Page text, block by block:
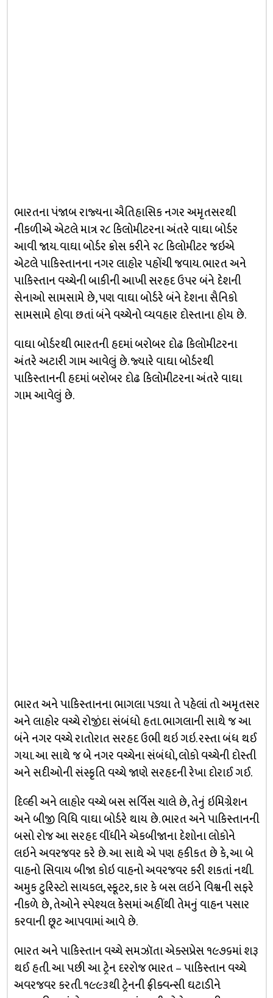
ભારતના પંજાબ રાજ્યના ઐતિહાસિક નગર અમૃતસરથી
નીકળીએ એટલે માત્ર ૨૮ કિલોમીટરના અંતરે વાઘા બોર્ડર
આવી જાય. વાઘા બોર્ડર ક્રોસ કરીને ૨૮ કિલોમીટર જઇએ
એટલે પાકિસ્તાનના નગર લાહોર પહોંચી જવાય. ભારત અને
પાકિસ્તાન વચ્ચેની બાકીની આખી સરહદ ઉપર બંને દેશની
સેનાઓ સામસામે છે, પણ વાઘા બોર્ડરે બંને દેશના સૈનિકો
સામસામે હોવા છતાં બંને વચ્ચેનો વ્યવહાર દોસ્તાના હોય છે.
વાઘા બોર્ડરથી ભારતની હદમાં બરોબર દોઢ કિલોમીટરના
અંતરે અટારી ગામ આવેલું છે. જ્યારે વાઘા બોર્ડરથી
પાકિસ્તાનની હદમાં બરોબર દોઢ કિલોમીટરના અંતરે વાઘા
ગામ આવેલું છે.
ભારત અને પાકિસ્તાનના ભાગલા પડ્યા તે પહેલાં તો અમૃતસર
અને લાહોર વચ્ચે રોજીંદા સંબંધો હતા. ભાગલાની સાથે જ આ
બંને નગર વચ્ચે રાતોરાત સરહદ ઉભી થઇ ગઇ. રસ્તા બંધ થઈ
ગયા. આ સાથે જ બે નગર વચ્ચેના સંબંધો, લોકો વચ્ચેની દોસ્તી
અને સદીઓની સંસ્કૃતિ વચ્ચે જાણે સરહદની રેખા દોરાઈ ગઈ.
દિલ્હી અને લાહોર વચ્ચે બસ સર્વિસ ચાલે છે, તેનું ઇમિગ્રેશન
અને બીજી વિધિ વાઘા બોર્ડરે થાય છે. ભારત અને પાકિસ્તાનની
બસો રોજ આ સરહદ વીંધીને એકબીજાના દેશોના લોકોને
લઇને અવરજવર કરે છે. આ સાથે એ પણ હકીકત છે કે, આ બે
વાહનો સિવાય બીજા કોઇ વાહનો અવરજવર કરી શકતાં નથી.
અમુક ટુરિસ્ટો સાયકલ, સ્કૂટર, કાર કે બસ લઇને વિશ્વની સફરે
નીકળે છે, તેઓને સ્પેશ્યલ કેસમાં અહીંથી તેમનું વાહન પસાર
કરવાની છૂટ આપવામાં આવે છે.
ભારત અને પાકિસ્તાન વચ્ચે સમઝૉતા એક્સપ્રેસ ૧૯૭૬માં શરૂ
થઈ હતી. આ પછી આ ટ્રેન દરરોજ ભારત – પાકિસ્તાન વચ્ચે
અવરજવર કરતી. ૧૯૯૩થી ટ્રેનની ફ્રીક્વન્સી ઘટાડીને